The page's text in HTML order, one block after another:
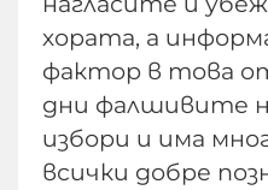
хората, а
фактор в това
дни фалшивите
избори и има
всички добре